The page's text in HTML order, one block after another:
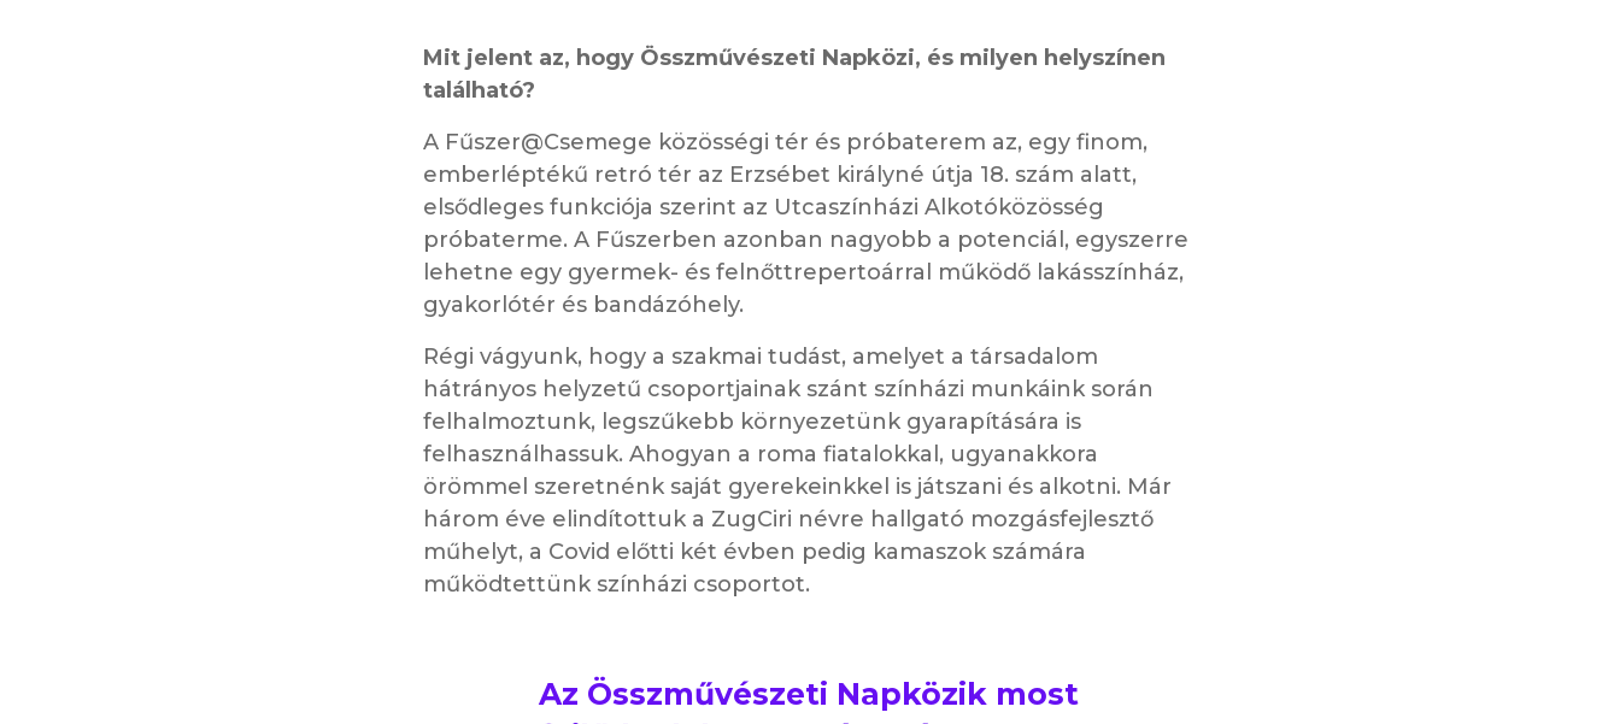
Mit jelent az, hogy Összművészeti Napközi, és milyen helyszínen
található?
A Fűszer@Csemege közösségi tér és próbaterem az, egy finom,
emberléptékű retró tér az Erzsébet királyné útja 18. szám alatt,
elsődleges funkciója szerint az Utcaszínházi Alkotóközösség
próbaterme. A Fűszerben azonban nagyobb a potenciál, egyszerre
lehetne egy gyermek- és felnőttrepertoárral működő lakásszínház,
gyakorlótér és bandázóhely.
Régi vágyunk, hogy a szakmai tudást, amelyet a társadalom
hátrányos helyzetű csoportjainak szánt színházi munkáink során
felhalmoztunk, legszűkebb környezetünk gyarapítására is
felhasználhassuk. Ahogyan a roma fiatalokkal, ugyanakkora
örömmel szeretnénk saját gyerekeinkkel is játszani és alkotni. Már
három éve elindítottuk a ZugCiri névre hallgató mozgásfejlesztő
műhelyt, a Covid előtti két évben pedig kamaszok számára
működtettünk színházi csoportot.
Az Összművészeti Napközik most